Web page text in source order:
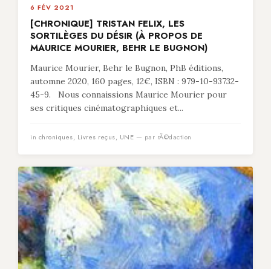
6 FÉV 2021
[CHRONIQUE] TRISTAN FELIX, LES
SORTILÈGES DU DÉSIR (À PROPOS DE
MAURICE MOURIER, BEHR LE BUGNON)
Maurice Mourier, Behr le Bugnon, PhB éditions,
automne 2020, 160 pages, 12€, ISBN : 979-10-93732-
45-9. Nous connaissions Maurice Mourier pour
ses critiques cinématographiques et...
in chroniques, Livres reçus, UNE — par rÃ©daction